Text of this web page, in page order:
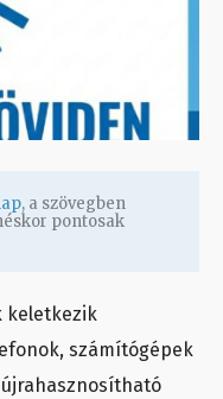
, a szövegben
pontosak
keletkezik
számítógépek